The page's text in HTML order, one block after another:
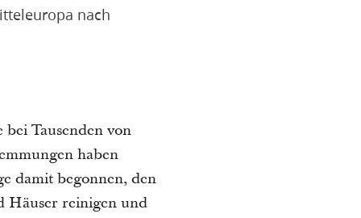
nach
Tausenden von
haben
damit begonnen, den
Häuser reinigen und